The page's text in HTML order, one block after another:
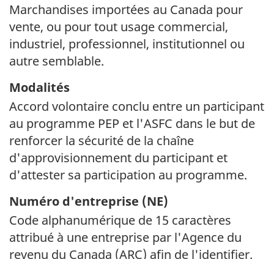
Marchandises importées au Canada pour
vente, ou pour tout usage commercial,
industriel, professionnel, institutionnel ou
autre semblable.
Modalités
Accord volontaire conclu entre un participant
au programme PEP et l'ASFC dans le but de
renforcer la sécurité de la chaîne
d'approvisionnement du participant et
d'attester sa participation au programme.
Numéro d'entreprise (NE)
Code alphanumérique de 15 caractères
attribué à une entreprise par l'Agence du
revenu du Canada (ARC) afin de l'identifier.